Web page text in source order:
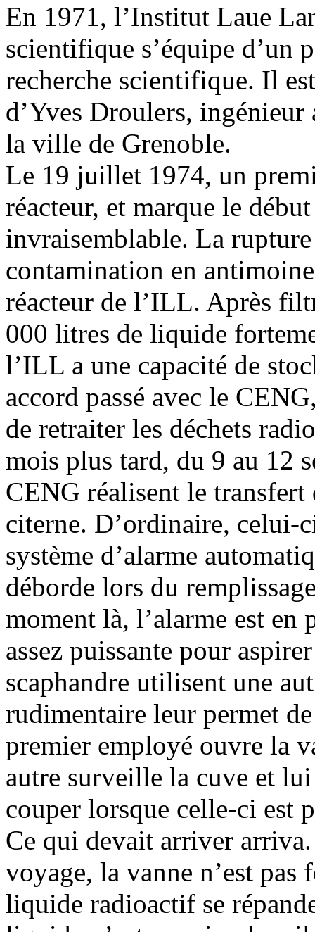
En 1971, l’Institut Laue
scientifique s’équipe d’un
recherche scientifique. Il
d’Yves Droulers,
la ville de Grenoble.
Le 19 juillet 1974, un
réacteur, et marque le
invraisemblable. La
contamination en
réacteur de l’ILL. Après
000 litres de liquide
l’ILL a une capacité de
accord passé avec le
de retraiter les déchets
mois plus tard, du 9 au 12
CENG réalisent le transfert
citerne. D’ordinaire, celui-
système d’alarme
déborde lors du
moment là, l’alarme est en
assez puissante pour
scaphandre utilisent une
rudimentaire leur permet
premier employé ouvre la
autre surveille la cuve et
couper lorsque celle-ci est
Ce qui devait arriver
voyage, la vanne n’est pas
liquide radioactif se